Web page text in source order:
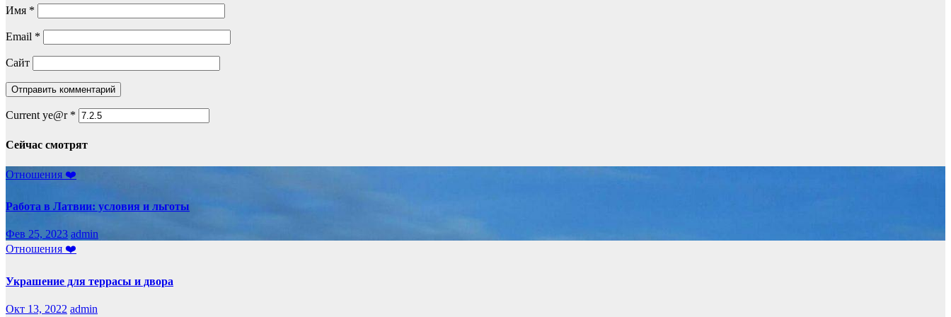
Имя *
Email *
Сайт
Current ye@r *
Сейчас смотрят
Отношения ❤️
Работа в Латвии: условия и льготы
Фев 25, 2023 admin
Отношения ❤️
Украшение для террасы и двора
Окт 13, 2022 admin